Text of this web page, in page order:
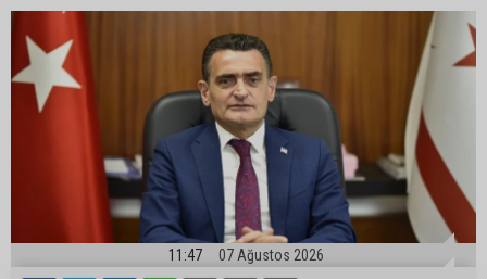
11:47 07 Ağustos 2026